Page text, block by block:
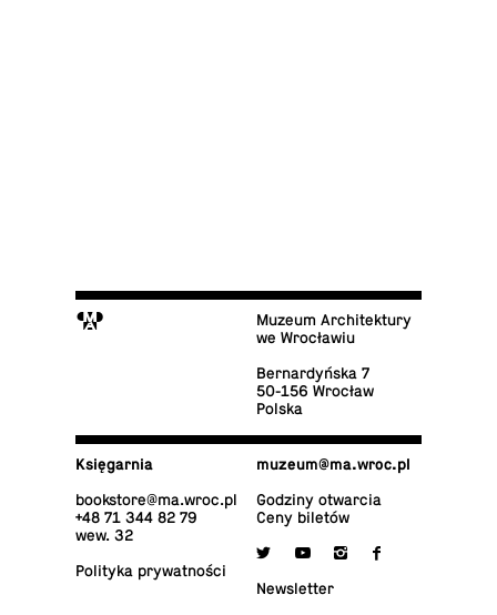
M
Muzeum Architektury
we Wrocławiu
Ber­nar­dyń­ska 7
50-156 Wrocław
Polska
Księ­gar­nia
bo­ok­sto­re@​ma.​wroc.​pl
+48 71 344 82 79
wew. 32
Po­li­ty­ka prywatności
muzeum@​ma.​wroc.​pl
Godziny otwarcia
Ceny biletów
 y i f
New­slet­ter